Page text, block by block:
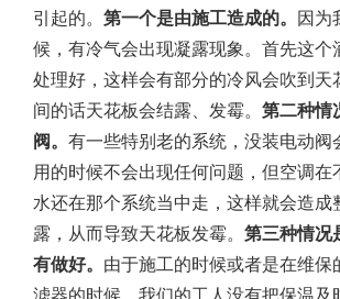
引起的。 第一个是由施工造成的。 因为
候，有冷气会出现凝露现象。首先这个
处理好，这样会有部分的冷风会吹到天
间的话天花板会结露、发霉。 第二种情
阀。 有一些特别老的系统，没装电动阀
用的时候不会出现任何问题，但空调在
水还在那个系统当中走，这样就会造成
露，从而导致天花板发霉。 第三种情况
有做好。 由于施工的时候或者是在维保